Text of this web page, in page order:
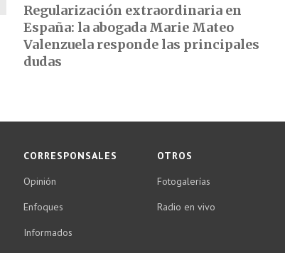
Regularización extraordinaria en
España: la abogada Marie Mateo
Valenzuela responde las principales
dudas
CORRESPONSALES
Opinión
Enfoques
Informados
OTROS
Fotogalerías
Radio en vivo